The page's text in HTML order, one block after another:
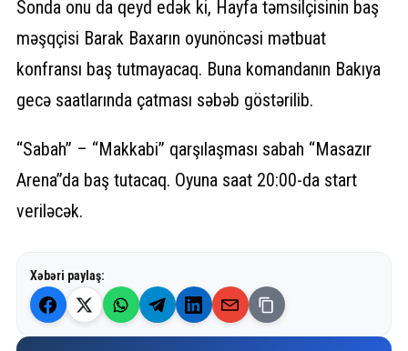
Sonda onu da qeyd edək ki, Hayfa təmsilçisinin baş
məşqçisi Barak Baxarın oyunöncəsi mətbuat
konfransı baş tutmayacaq. Buna komandanın Bakıya
gecə saatlarında çatması səbəb göstərilib.
“Sabah” – “Makkabi” qarşılaşması sabah “Masazır
Arena”da baş tutacaq. Oyuna saat 20:00-da start
veriləcək.
Xəbəri paylaş: